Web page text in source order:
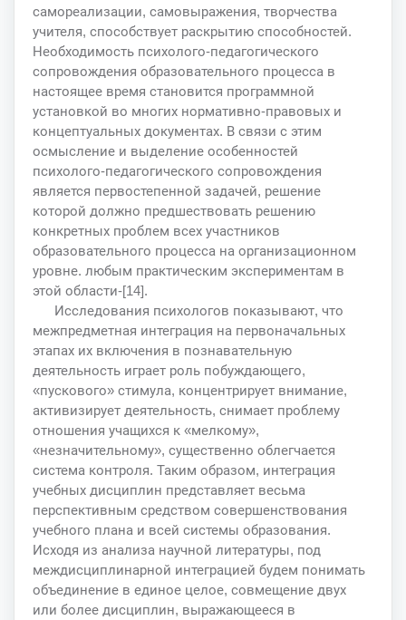
самореализации, самовыражения, творчества
учителя, способствует раскрытию способностей.
Необходимость психолого-педагогического
сопровождения образовательного процесса в
настоящее время становится программной
установкой во многих нормативно-правовых и
концептуальных документах. В связи с этим
осмысление и выделение особенностей
психолого-педагогического сопровождения
является первостепенной задачей, решение
которой должно предшествовать решению
конкретных проблем всех участников
образовательного процесса на организационном
уровне. любым практическим экспериментам в
этой области-[14].
Исследования психологов показывают, что
межпредметная интеграция на первоначальных
этапах их включения в познавательную
деятельность играет роль побуждающего,
«пускового» стимула, концентрирует внимание,
активизирует деятельность, снимает проблему
отношения учащихся к «мелкому»,
«незначительному», существенно облегчается
система контроля. Таким образом, интеграция
учебных дисциплин представляет весьма
перспективным средством совершенствования
учебного плана и всей системы образования.
Исходя из анализа научной литературы, под
междисциплинарной интеграцией будем понимать
объединение в единое целое, совмещение двух
или более дисциплин, выражающееся в